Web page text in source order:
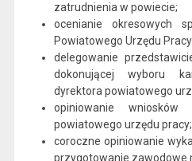
zatrudnienia w powiecie;
ocenianie okresowych
Powiatowego Urzędu
delegowanie
dokonującej wyboru
dyrektora powiatowego
opiniowanie
powiatowego urzędu pracy;
coroczne opiniowanie
przygotowanie zawodowe